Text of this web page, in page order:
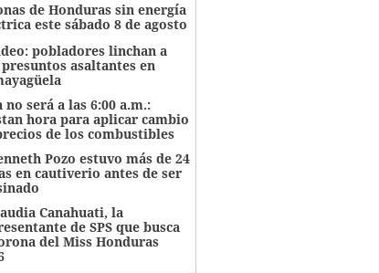
de Honduras sin energía
este sábado 8 de agosto
pobladores linchan a
asaltantes en
no será a las 6:00 a.m.:
hora para aplicar cambio
de los combustibles
Pozo estuvo más de 24
en cautiverio antes de ser
Canahuati, la
de SPS que busca
del Miss Honduras